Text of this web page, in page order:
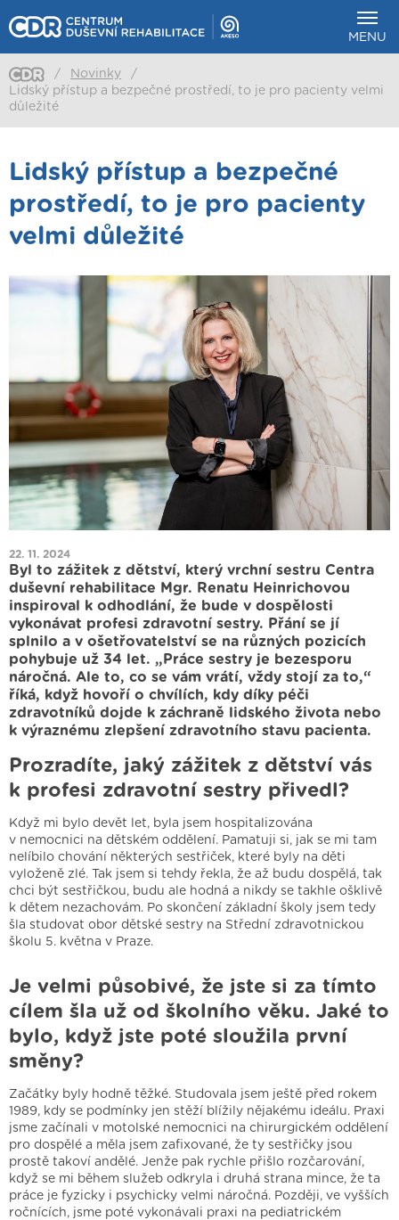
MENU
/ Novinky
/
Lidský přístup a bezpečné prostředí, to je pro pacienty velmi
důležité
Lidský přístup a bezpečné
prostředí, to je pro pacienty
velmi důležité
22. 11. 2024
Byl to zážitek z dětství, který vrchní sestru Centra
duševní rehabilitace Mgr. Renatu Heinrichovou
inspiroval k odhodlání, že bude v dospělosti
vykonávat profesi zdravotní sestry. Přání se jí
splnilo a v ošetřovatelství se na různých pozicích
pohybuje už 34 let. „Práce sestry je bezesporu
náročná. Ale to, co se vám vrátí, vždy stojí za to,“
říká, když hovoří o chvílích, kdy díky péči
zdravotníků dojde k záchraně lidského života nebo
k výraznému zlepšení zdravotního stavu pacienta.
Prozradíte, jaký zážitek z dětství vás
k profesi zdravotní sestry přivedl?
Když mi bylo devět let, byla jsem hospitalizována
v nemocnici na dětském oddělení. Pamatuji si, jak se mi tam
nelíbilo chování některých sestřiček, které byly na děti
vyloženě zlé. Tak jsem si tehdy řekla, že až budu dospělá, tak
chci být sestřičkou, budu ale hodná a nikdy se takhle ošklivě
k dětem nezachovám. Po skončení základní školy jsem tedy
šla studovat obor dětské sestry na Střední zdravotnickou
školu 5. května v Praze.
Je velmi působivé, že jste si za tímto
cílem šla už od školního věku. Jaké to
bylo, když jste poté sloužila první
směny?
Začátky byly hodně těžké. Studovala jsem ještě před rokem
1989, kdy se podmínky jen stěží blížily nějakému ideálu. Praxi
jsme začínali v motolské nemocnici na chirurgickém oddělení
pro dospělé a měla jsem zafixované, že ty sestřičky jsou
prostě takoví andělé. Jenže pak rychle přišlo rozčarování,
když se mi během služeb odkryla i druhá strana mince, že ta
práce je fyzicky i psychicky velmi náročná. Později, ve vyšších
ročnících, jsme poté vykonávali praxi na pediatrickém